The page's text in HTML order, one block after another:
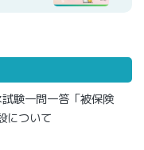
験一問一答「被保険
について